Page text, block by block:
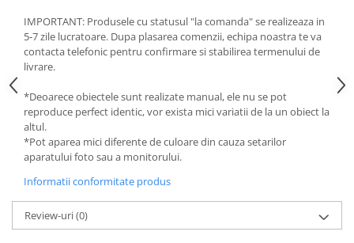
IMPORTANT: Produsele cu statusul "la comanda" se realizeaza in
5-7 zile lucratoare. Dupa plasarea comenzii, echipa noastra te va
contacta telefonic pentru confirmare si stabilirea termenului de
livrare.
*Deoarece obiectele sunt realizate manual, ele nu se pot
reproduce perfect identic, vor exista mici variatii de la un obiect la
altul.
*Pot aparea mici diferente de culoare din cauza setarilor
aparatului foto sau a monitorului.
Informatii conformitate produs
Review-uri(0)